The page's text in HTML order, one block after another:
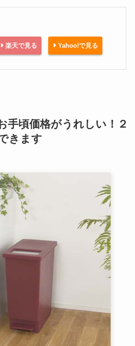
楽天で見る Yahoo!で見る
手頃価格がうれしい！２
きます